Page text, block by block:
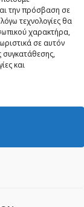
την πρόσβαση σε
τεχνολογίες θα
χαρακτήρα,
σε αυτόν
συγκατάθεσης,
και